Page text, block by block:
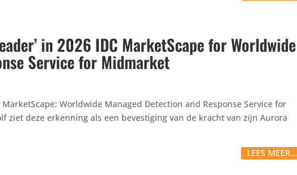
in 2026 IDC MarketScape for Worldwide
Service for Midmarket
Worldwide Managed Detection and Response Service for
ziet deze erkenning als een beves­ti­ging van de kracht van zijn Aurora
LEES MEER…